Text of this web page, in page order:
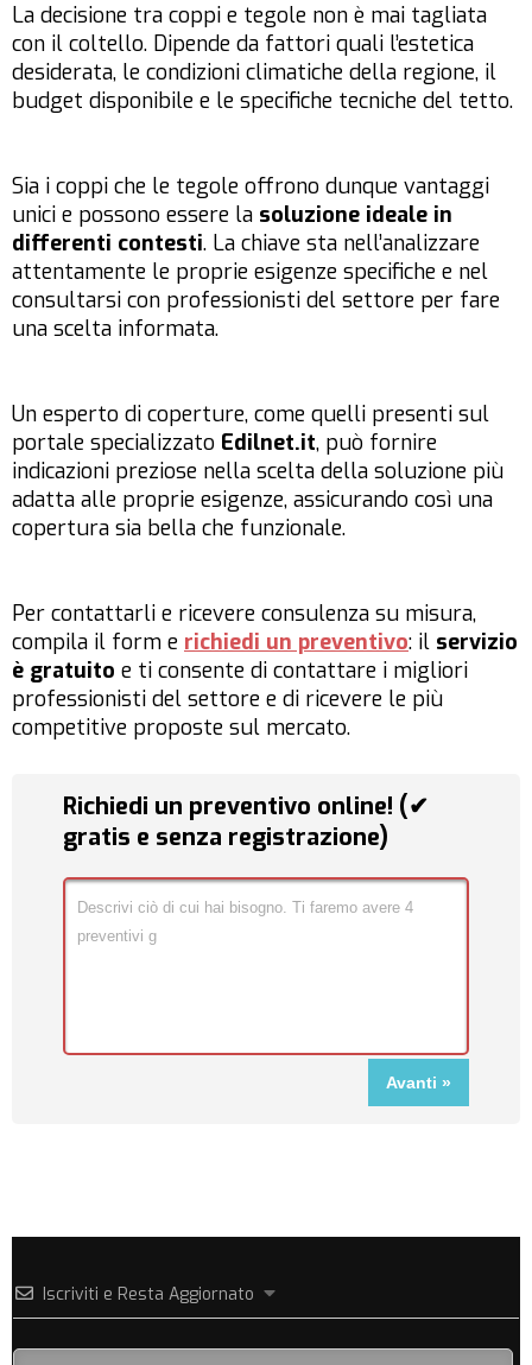
La decisione tra coppi e tegole non è mai tagliata
con il coltello. Dipende da fattori quali l’estetica
desiderata, le condizioni climatiche della regione, il
budget disponibile e le specifiche tecniche del tetto.
Sia i coppi che le tegole offrono dunque vantaggi
unici e possono essere la soluzione ideale in
differenti contesti. La chiave sta nell’analizzare
attentamente le proprie esigenze specifiche e nel
consultarsi con professionisti del settore per fare
una scelta informata.
Un esperto di coperture, come quelli presenti sul
portale specializzato Edilnet.it, può fornire
indicazioni preziose nella scelta della soluzione più
adatta alle proprie esigenze, assicurando così una
copertura sia bella che funzionale.
Per contattarli e ricevere consulenza su misura,
compila il form e richiedi un preventivo: il servizio
è gratuito e ti consente di contattare i migliori
professionisti del settore e di ricevere le più
competitive proposte sul mercato.
Richiedi un preventivo online! (✔
gratis e senza registrazione)
Iscriviti e Resta Aggiornato